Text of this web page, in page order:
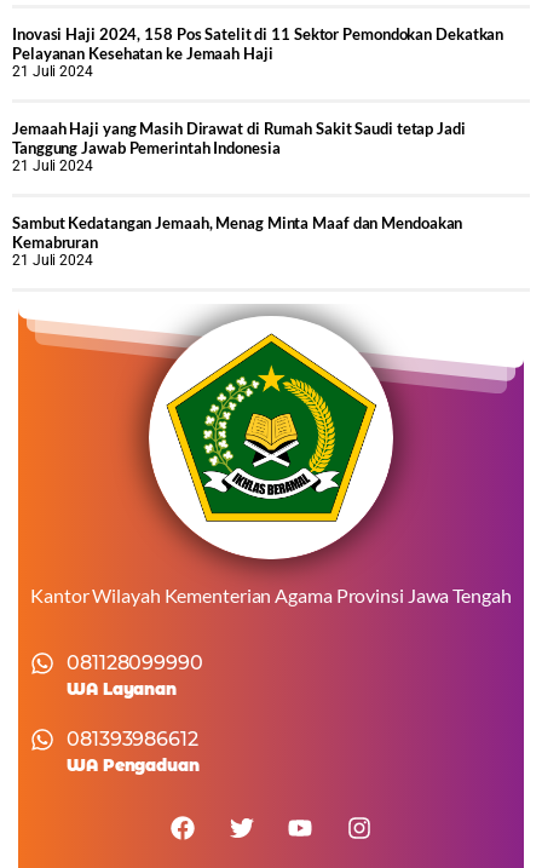
Inovasi Haji 2024, 158 Pos Satelit di 11 Sektor Pemondokan Dekatkan
Pelayanan Kesehatan ke Jemaah Haji
21 Juli 2024
Jemaah Haji yang Masih Dirawat di Rumah Sakit Saudi tetap Jadi
Tanggung Jawab Pemerintah Indonesia
21 Juli 2024
Sambut Kedatangan Jemaah, Menag Minta Maaf dan Mendoakan
Kemabruran
21 Juli 2024
Kantor Wilayah Kementerian Agama Provinsi Jawa Tengah
081128099990
WA Layanan
081393986612
WA Pengaduan